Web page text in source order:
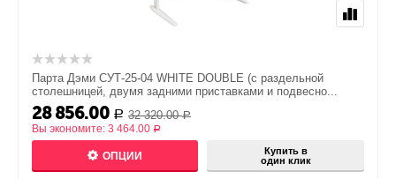
Парта Дэми СУТ-25-04 WHITE DOUBLE (с раздельной
столешницей, двумя задними приставками и подвесно...
28 856.00 Р 32 320.00 Р
Вы экономите: 3 464.00 Р
ОПЦИИ
Купить в
один клик